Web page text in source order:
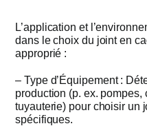
L’application et
dans le choix du joint en
approprié :
– Type d’Équipement :
production (p. ex.
tuyauterie) pour choisir un
spécifiques.